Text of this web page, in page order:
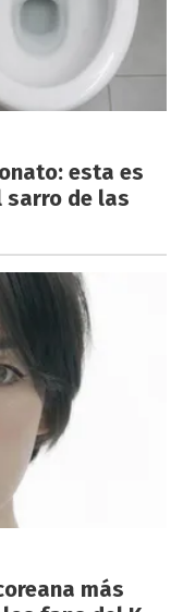
esta es
sarro de las
más